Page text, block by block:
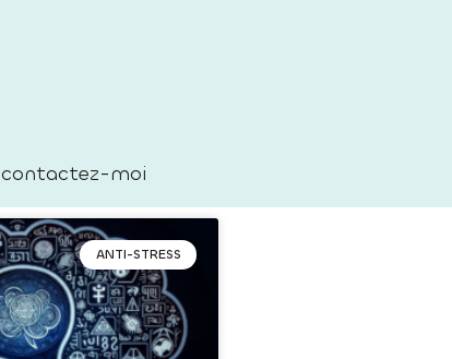
contactez-moi
ANTI-STRESS